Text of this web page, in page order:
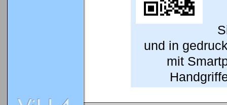
und in
mit